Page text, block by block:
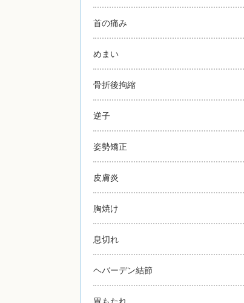
首の痛み
めまい
骨折後拘縮
逆子
姿勢矯正
皮膚炎
胸焼け
息切れ
ヘバーデン結節